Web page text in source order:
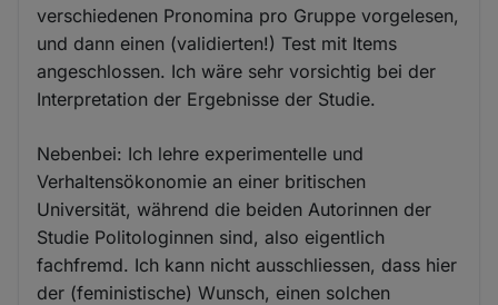
verschiedenen Pronomina pro Gruppe vorgelesen,
und dann einen (validierten!) Test mit Items
angeschlossen. Ich wäre sehr vorsichtig bei der
Interpretation der Ergebnisse der Studie.
Nebenbei: Ich lehre experimentelle und
Verhaltensökonomie an einer britischen
Universität, während die beiden Autorinnen der
Studie Politologinnen sind, also eigentlich
fachfremd. Ich kann nicht ausschliessen, dass hier
der (feministische) Wunsch, einen solchen